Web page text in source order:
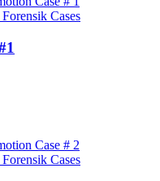
Cases
Cases